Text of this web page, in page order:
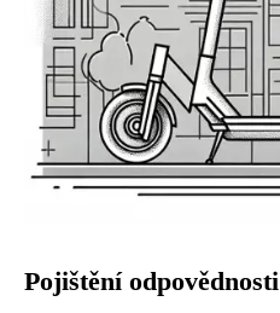
Pojištění odpovědnosti